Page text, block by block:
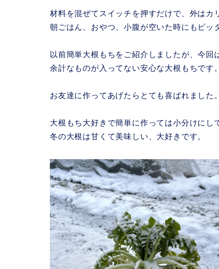
材料を混ぜてスイッチを押すだけで、外はカ
朝ごはん、おやつ、小腹が空いた時にもピッ
以前簡単大根もちをご紹介しましたが、今
余計なものが入ってない安心な大根もちです
お友達に作ってあげたらとても喜ばれまし
大根もち大好きで簡単に作っては小分けに
冬の大根は甘くて美味しい、大好きです。